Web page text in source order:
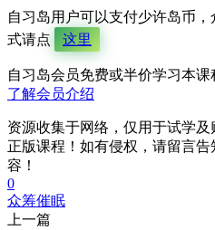
自习岛用户可以支付少许岛币
式请点
这里
自习岛会员免费或半价学习本课
了解会员介绍
资源收集于网络，仅用于试学
正版课程！如有侵权，请留言
容！
0
众筹催眠
上一篇